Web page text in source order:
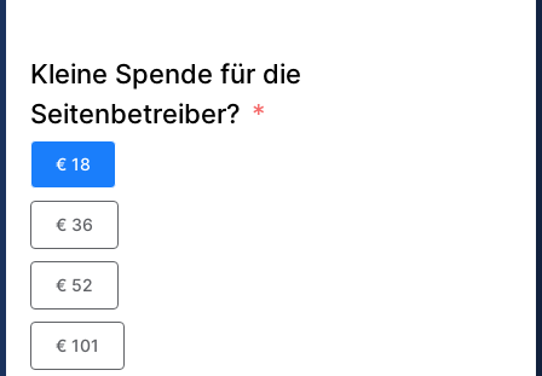
Kleine Spende für die
Seitenbetreiber?
€ 18
€ 36
€ 52
€ 101